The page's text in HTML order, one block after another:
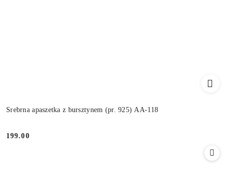
Srebrna apaszetka z bursztynem (pr. 925) AA-118
Cena:
199.00